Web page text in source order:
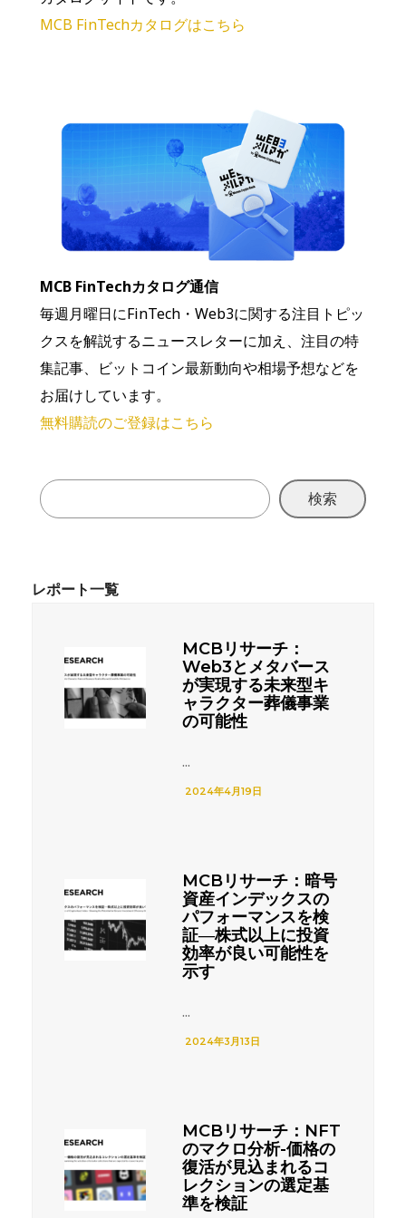
MCB FinTechカタログはこちら
MCB FinTechカタログ通信
毎週月曜日にFinTech・Web3に関する注目トピッ
クスを解説するニュースレターに加え、注目の特
集記事、ビットコイン最新動向や相場予想などを
お届けしています。
無料購読のご登録はこちら
検索
MCBリサーチ：
Web3とメタバース
が実現する未来型キ
ャラクター葬儀事業
の可能性
...
2024年4月19日
MCBリサーチ：暗号
資産インデックスの
パフォーマンスを検
証―株式以上に投資
効率が良い可能性を
示す
...
2024年3月13日
MCBリサーチ：NFT
のマクロ分析-価格の
復活が見込まれるコ
レクションの選定基
準を検証